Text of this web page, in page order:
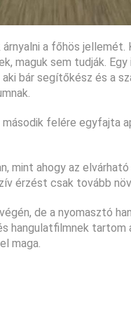
a főhös jellemét.
maguk sem tudják. Egy
bár segítőkész és a
felére egyfajta
ahogy az elvárható
érzést csak tovább
de a nyomasztó
hangulatfilmnek tartom
maga.